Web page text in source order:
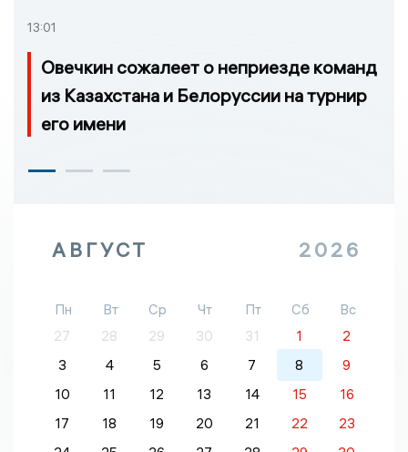
13:01
Овечкин сожалеет о неприезде команд
из Казахстана и Белоруссии на турнир
его имени
АВГУСТ 2026
Пн Вт Ср Чт Пт Сб
Вс
27
28 29 30 31 1
2
3
4 5 6 7 8
9
10
11 12 13 14 15
16
17
18 19 20 21 22
23